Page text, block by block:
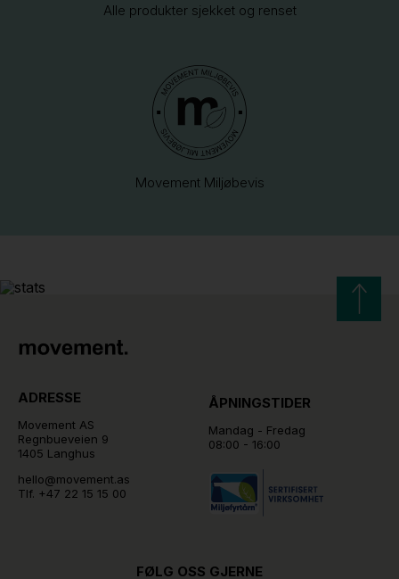
Alle produkter sjekket og renset
Movement Miljøbevis
ADRESSE
Movement AS
Regnbueveien 9
1405 Langhus
hello@movement.as
Tlf. +47 22 15 15 00
ÅPNINGSTIDER
Mandag - Fredag
08:00 - 16:00
FØLG OSS GJERNE